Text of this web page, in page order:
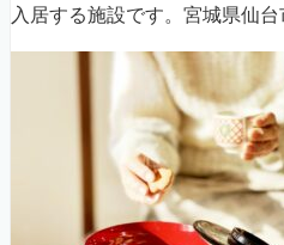
入居する施設です。宮城県仙